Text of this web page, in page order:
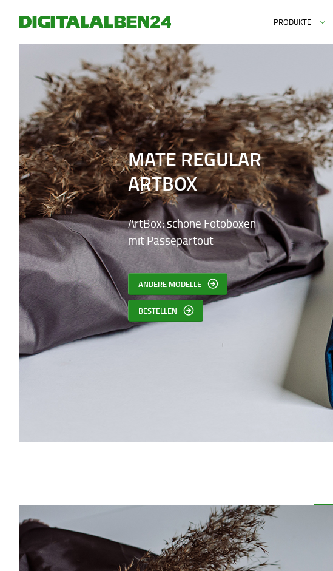
PRODUKTE
MATE REGULAR
ARTBOX
ArtBox: schöne Fotoboxen
mit Passepartout
ANDERE MODELLE
BESTELLEN